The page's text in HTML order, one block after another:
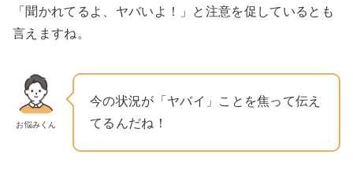
「聞かれてるよ、ヤバいよ！」と注意を促しているとも
言えますね。
お悩みくん
今の状況が「ヤバイ」ことを焦って伝え
てるんだね！